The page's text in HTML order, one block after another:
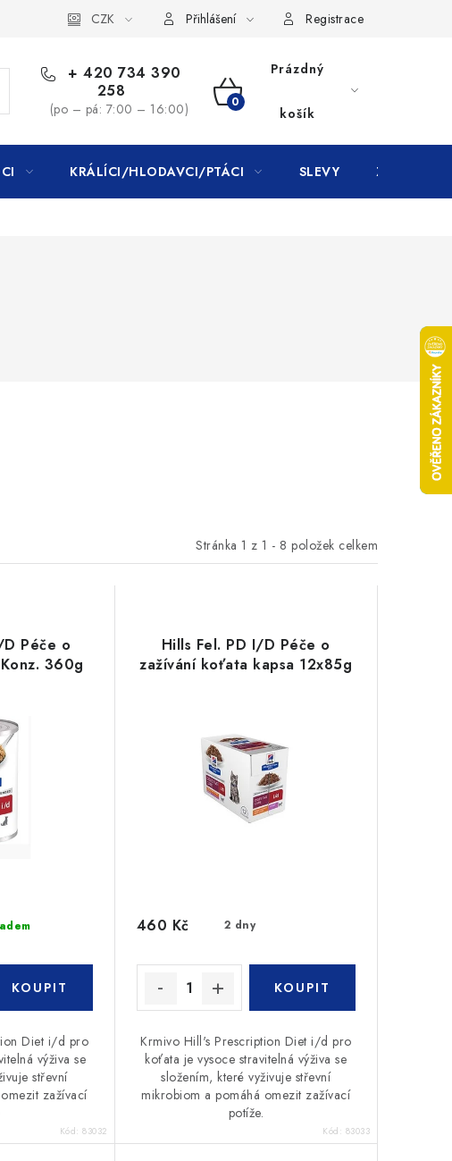
CZK Přihlášení Registrace
+ 420 734 390
258
(po – pá: 7:00 – 16:00)
NÁKUPNÍ
KOŠÍK
Prázdný
košík
KRÁLÍCI/HLODAVCI/PTÁCI SLEVY ZNAČKY
Stránka 1 z 1 - 8 položek celkem
Péče o
360g
Diet i/d pro
výživa se
střevní
zažívací
Kód: 83032
Hills Fel. PD I/D Péče o
zažívání koťata kapsa 12x85g
2 dny
460 Kč
Krmivo Hill's Prescription Diet i/d pro
koťata je vysoce stravitelná výživa se
složením, které vyživuje střevní
mikrobiom a pomáhá omezit zažívací
potíže.
Kód: 83033